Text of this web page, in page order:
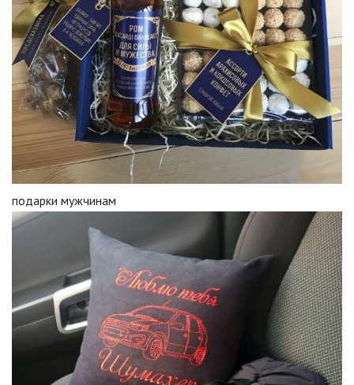
подарки мужчинам